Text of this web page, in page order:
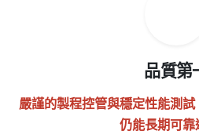
品質第
嚴謹的製程控管與穩定性能測
仍能長期可靠